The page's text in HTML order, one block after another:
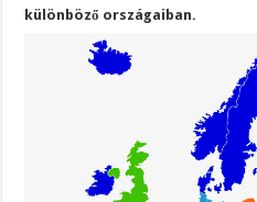
különböző országaiban.